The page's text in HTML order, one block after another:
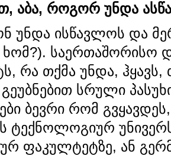
, აბა, როგორ უნდა
უნდა ისწავლოს და
საერთაშორისო
რა თქმა უნდა,
სრული
ბევრი რომ
ტექნოლოგიურ
ფაკულტეტზე, ან